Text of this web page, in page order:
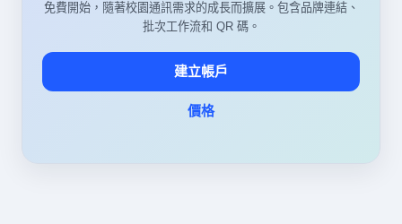
免費開始，隨著校園通訊需求的成長而擴展。包含品牌連結、
批次工作流和 QR 碼。
建立帳戶
價格